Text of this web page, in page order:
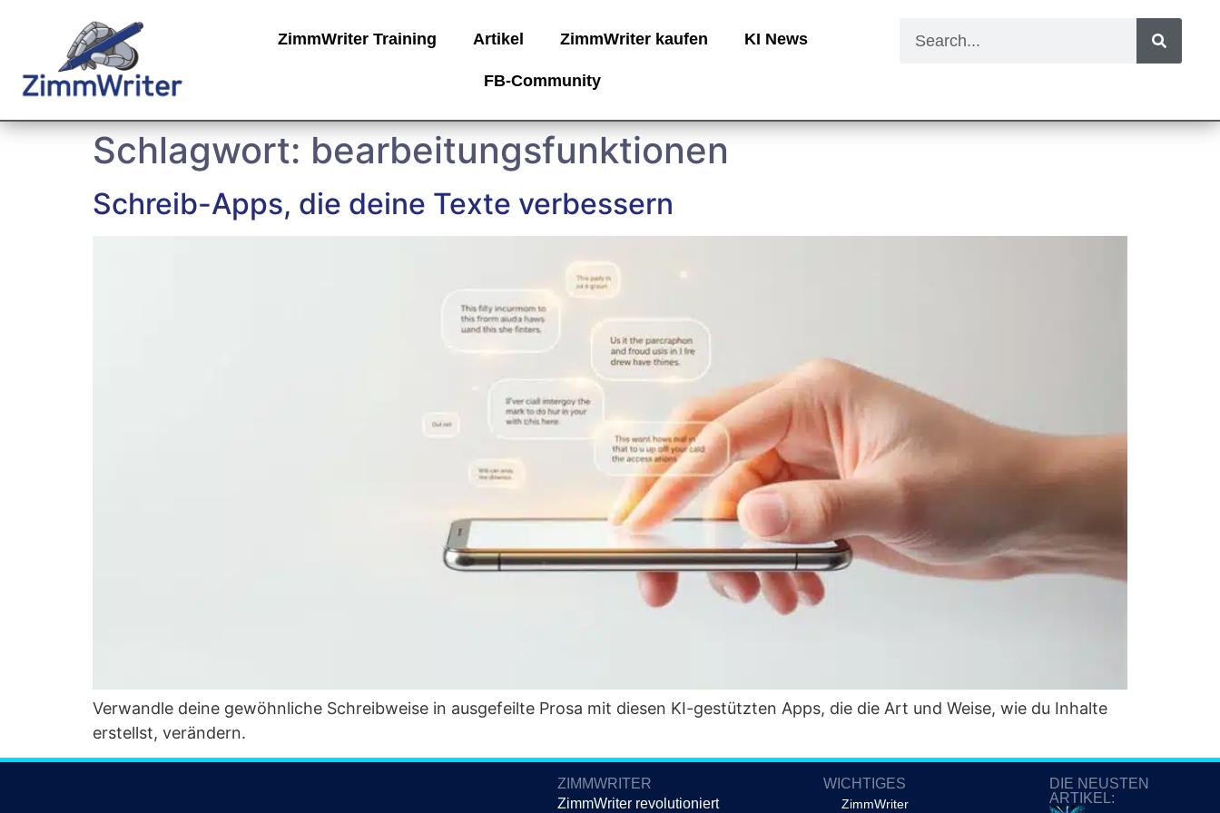
ZimmWriter Training Artikel ZimmWriter kaufen KI News
FB-Community
Schlagwort: bearbeitungsfunktionen
Schreib-Apps, die deine Texte verbessern
Ver­wand­le dei­ne gewöhn­li­che Schreib­wei­se in aus­ge­feil­te Pro­sa mit die­sen KI-gestütz­ten Apps, die die Art und Wei­se, wie du Inhal­te
erstellst, verändern.
ZIMMWRITER
ZimmWriter revolutioniert
WICHTIGES
ZimmWriter
DIE NEUSTEN
ARTIKEL: